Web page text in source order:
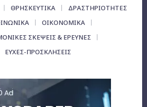
ΘΡΗΣΚΕΥΤΙΚΑ
ΔΡΑΣΤΗΡΙΟΤΗΤΕΣ
ΟΙΚΟΝΟΜΙΚΆ
ΣΚΕΨΕΙΣ & ΕΡΕΥΝΕΣ
ΕΥΧΈΣ-ΠΡΟΣΚΛΉΣΕΙΣ